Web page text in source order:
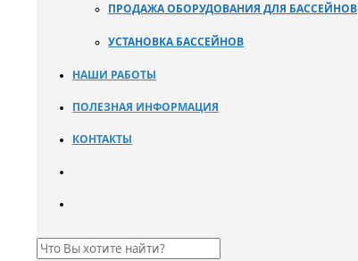
ПРОДАЖА ОБОРУДОВАНИЯ ДЛЯ БАССЕЙНОВ
УСТАНОВКА БАССЕЙНОВ
НАШИ РАБОТЫ
ПОЛЕЗНАЯ ИНФОРМАЦИЯ
КОНТАКТЫ